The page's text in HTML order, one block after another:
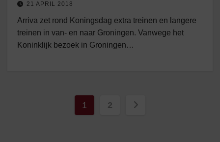
21 APRIL 2018
Arriva zet rond Koningsdag extra treinen en langere
treinen in van- en naar Groningen. Vanwege het
Koninklijk bezoek in Groningen…
Berichten
1 2